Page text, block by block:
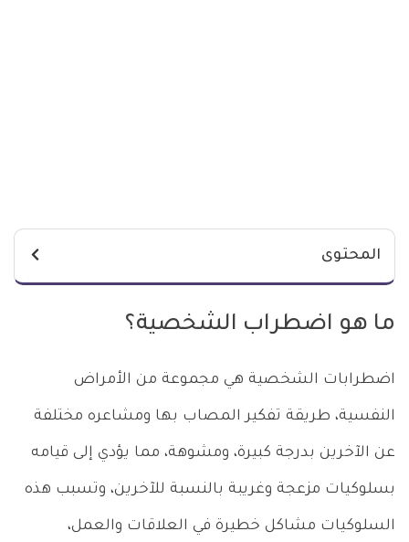
المحتوى
ما هو اضطراب الشخصية؟
اضطرابات الشخصية هي مجموعة من الأمراض
النفسية، طريقة تفكير المصاب بها ومشاعره مختلفة
عن الآخرين بدرجة كبيرة، ومشوهة، مما يؤدي إلى قيامه
بسلوكيات مزعجة وغريبة بالنسبة للآخرين، وتسبب هذه
السلوكيات مشاكل خطيرة في العلاقات والعمل،